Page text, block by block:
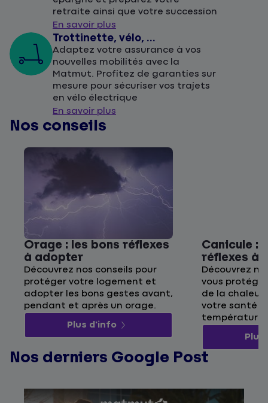
retraite ainsi que votre succession
En savoir plus
Trottinette, vélo, ...
Adaptez votre assurance à vos
nouvelles mobilités avec la
Matmut. Profitez de garanties sur
mesure pour sécuriser vos trajets
en vélo électrique
En savoir plus
Nos conseils
Orage : les bons réflexes
à adopter
Découvrez nos conseils pour
protéger votre logement et
adopter les bons gestes avant,
pendant et après un orage.
Plus d'info
Canicule :
réflexes à
Découvrez
vous
de la chaleur
votre santé
Nos derniers Google Post